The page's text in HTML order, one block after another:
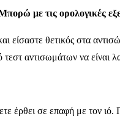
Μπορώ με τις
θετικός στα
αντισωμάτων να
έρθει σε επαφή με τον